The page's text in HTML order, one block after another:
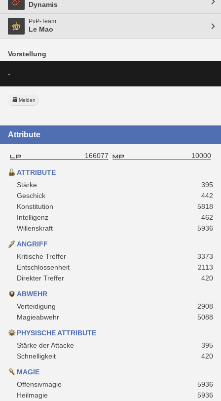
Dynamis
PvP-Team
Le Mao
Vorstellung
-
Melden
Attribute
166077 10000
ATTRIBUTE
Stärke
395
Geschick
442
Konstitution
5818
Intelligenz
462
Willenskraft
5936
ANGRIFF
Kritische Treffer
3373
Entschlossenheit
2113
Direkter Treffer
420
ABWEHR
Verteidigung
2908
Magieabwehr
5088
PHYSISCHE ATTRIBUTE
Stärke der Attacke
395
Schnelligkeit
420
MAGIE
Offensivmagie
5936
Heilmagie
5936